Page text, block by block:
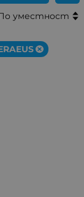
уместност